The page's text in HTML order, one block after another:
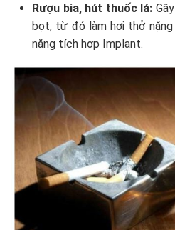
Rượu bia, hút thuốc lá:
bọt, từ đó làm hơi thở nặng
năng tích hợp Implant.